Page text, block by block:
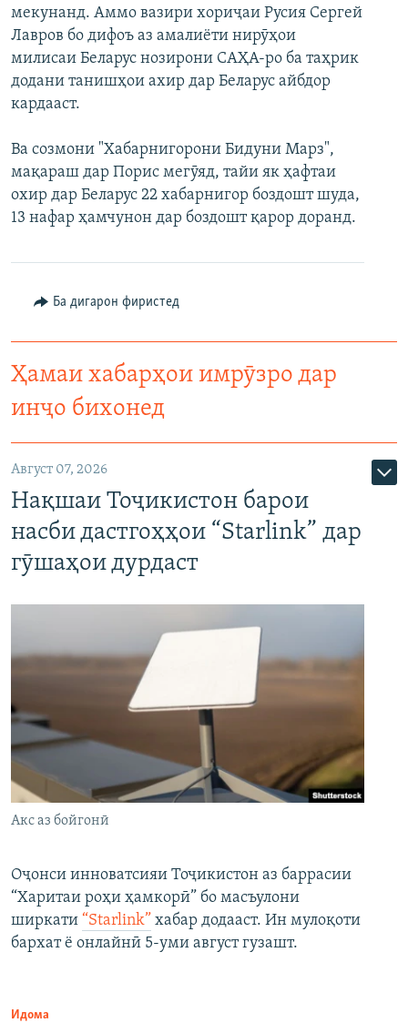
мекунанд. Аммо вазири хориҷаи Русия Сергей
Лавров бо дифоъ аз амалиёти нирӯҳои
милисаи Беларус нозирони САҲА-ро ба таҳрик
додани танишҳои ахир дар Беларус айбдор
кардааст.
Ва созмони "Хабарнигорони Бидуни Марз",
мақараш дар Порис мегӯяд, тайи як ҳафтаи
охир дар Беларус 22 хабарнигор боздошт шуда,
13 нафар ҳамчунон дар боздошт қарор доранд.
Ба дигарон фиристед
Ҳамаи хабарҳои имрӯзро дар
инҷо бихонед
Август 07, 2026
Нақшаи Тоҷикистон барои
насби дастгоҳҳои “Starlink” дар
гӯшаҳои дурдаст
Акс аз бойгонӣ
Оҷонси инноватсияи Тоҷикистон аз баррасии
“Харитаи роҳи ҳамкорӣ” бо масъулони
ширкати “Starlink” хабар додааст. Ин мулоқоти
бархат ё онлайнӣ 5-уми август гузашт.
Идома